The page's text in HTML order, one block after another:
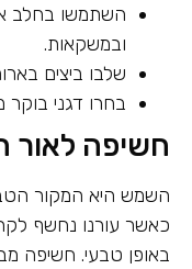
ובמשקאות.
שלבו ביצים
בחרו דגני בוקר
חשיפה